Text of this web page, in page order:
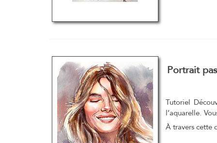
Portrait
Tutoriel
l’aquarelle.
À travers cette